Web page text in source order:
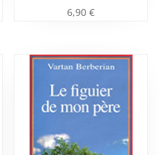
6,90 €